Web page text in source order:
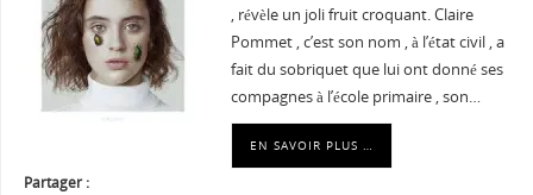
, révèle un joli fruit croquant. Claire
Pommet , c’est son nom , à l’état civil , a
fait du sobriquet que lui ont donné ses
compagnes à l’école primaire , son…
EN SAVOIR PLUS …
Partager :